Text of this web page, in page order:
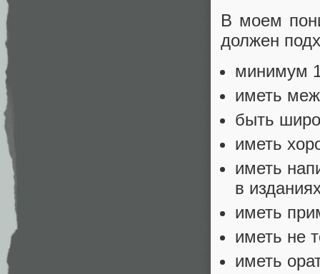
В моем
должен
минимум
иметь
быть
иметь
иметь
в
иметь
иметь не
иметь